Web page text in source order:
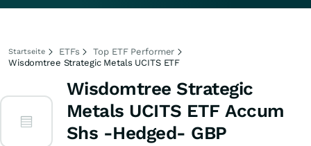
Startseite ETFs
Top ETF Performer
Wisdomtree Strategic Metals UCITS ETF
Wisdomtree Strategic
Metals UCITS ETF Accum
Shs -Hedged- GBP